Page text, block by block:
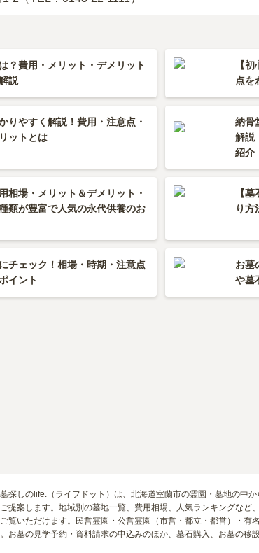
？費用・メリット・デメリット
説
【
点を
りやすく解説！費用・注意点・
ットとは
納骨
解説
紹介
相場・メリット＆デメリット・
類が豊富で人気の永代供養のお
【
り方
チェック！相場・時期・注意点
イント
お墓
や墓
探しのlife.（ライフドット）は、北海道室蘭市の霊園・墓地の中
提案します。地域別の墓地一覧、費用相場、人気ランキングな
覧いただけます。民営霊園・公営霊園（市営・都立・都営）・
お墓の見学予約・資料請求の申込みのほか、墓石購入、お墓の